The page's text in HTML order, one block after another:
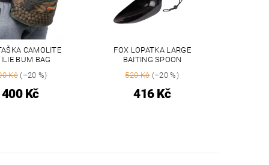
CAMOLITE
BUM BAG
Kč(–20 %)
400 Kč
FOX LOPATKA LARGE
BAITING SPOON
520 Kč(–20 %)
416 Kč